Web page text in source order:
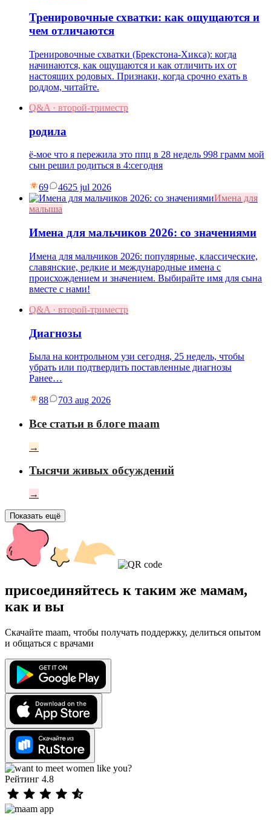
Тренировочные схватки: как ощущаются и
чем отличаются
Тренировочные схватки (Брекстона-Хикса): когда
начинаются, как ощущаются и как отличить их от
настоящих родовых. Признаки, когда срочно ехать в
роддом, читайте.
Q&A · второй-триместр
родила
ё-мое что я пережила это ппц в 28 недель 998 грамм мой
сын решил родиться в 4:сегодня
69 4625 jul 2026
Имена для
малыша
Имена для мальчиков 2026: со значениями
Имена для мальчиков 2026: популярные, классические,
славянские, редкие и международные имена с
происхождением и значением. Выбирайте имя для сына
вместе с нами!
Q&A · второй-триместр
Диагнозы
Была на контрольном узи сегодня, 25 недель, чтобы
убрать или подтвердить поставленные диагнозы
Ранее…
88 703 aug 2026
Все статьи в блоге maam
→
Тысячи живых обсуждений
→
Показать ещё
присоединяйтесь к таким же мамам,
как и вы
Скачайте maam, чтобы получать поддержку, делиться опытом
и общаться с врачами
Рейтинг 4.8